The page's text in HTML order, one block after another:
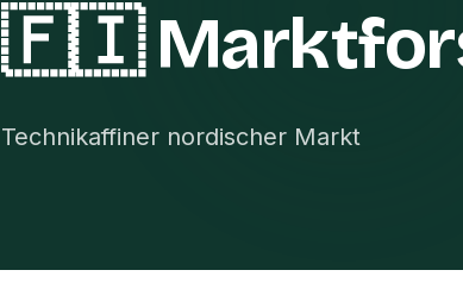
🇫🇮
Technikaffiner nordischer Markt